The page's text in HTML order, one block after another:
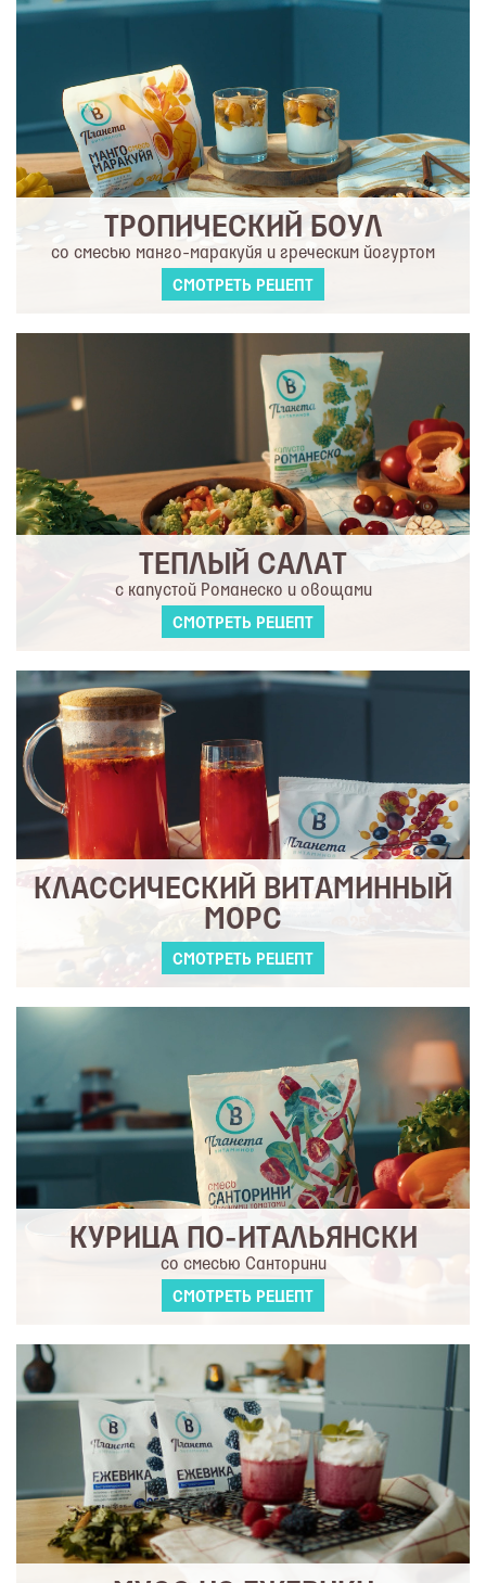
ТРОПИЧЕСКИЙ БОУЛ
со смесью манго-маракуйя и греческим йогуртом
СМОТРЕТЬ РЕЦЕПТ
ТЕПЛЫЙ САЛАТ
с капустой Романеско и овощами
СМОТРЕТЬ РЕЦЕПТ
КЛАССИЧЕСКИЙ ВИТАМИННЫЙ
МОРС
СМОТРЕТЬ РЕЦЕПТ
КУРИЦА ПО-ИТАЛЬЯНСКИ
со смесью Санторини
СМОТРЕТЬ РЕЦЕПТ